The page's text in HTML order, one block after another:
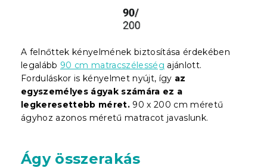
A felnőttek kényelmének biztosítása érdekében
legalább 90 cm matracszélesség ajánlott.
Forduláskor is kényelmet nyújt, így az
egyszemélyes ágyak számára ez a
legkeresettebb méret. 90 x 200 cm méretű
ágyhoz azonos méretű matracot javaslunk.
Ágy összerakás